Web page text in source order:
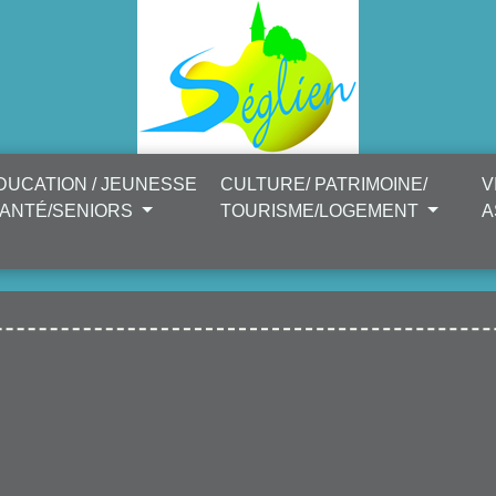
/ JEUNESSE
SENIORS
CULTURE/ PATRIMOINE/
TOURISME/LOGEMENT